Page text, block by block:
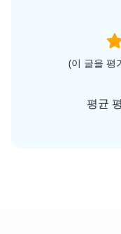
(이 글을 평
평균